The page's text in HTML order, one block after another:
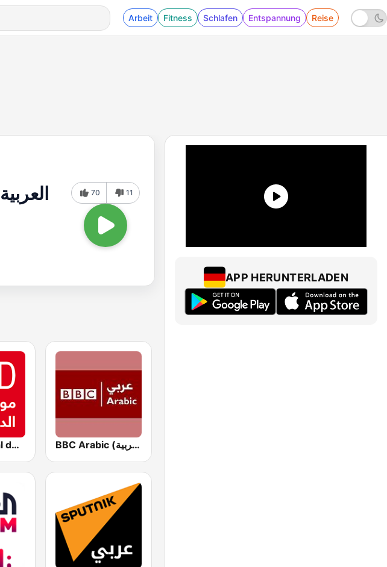
Arbeit Fitness Schlafen Entspannung Reise
70 11
Montecarlo al doualiya (مونت كارلو الدولية) BBC Arabic (إذاعة بي بي سي العربية)
APP HERUNTERLADEN